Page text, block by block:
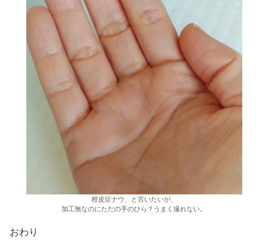
柑皮症ナウ、と言いたいが、
加工無なのにただの手のひら？うまく撮れない。
おわり